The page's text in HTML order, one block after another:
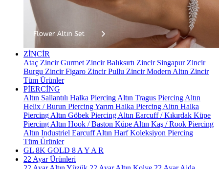
ZİNCİR
Ataç ZincirGurmet ZincirBalıksırtı Zincir Singapur Zincir
Burgu ZincirFigaro ZincirPullu ZincirModern Altın Zincir
Tüm Ürünler
PİERCİNG
Altın Sallantılı Halka Piercing Altın Tragus Piercing Altın
Helix / Burun PiercingYarım Halka Piercing Altın Halka
Piercing Altın Göbek Piercing Altın Earcuff / Kıkırdak Küpe
Piercing Altın Hook / Baston Küpe Altın Kaş / Rook Piercing
Altın Industriel EarcuffAltın Harf Koleksiyon Piercing
Tüm Ürünler
GL 8K GOLD 8 A Y A R
22 Ayar Ürünleri